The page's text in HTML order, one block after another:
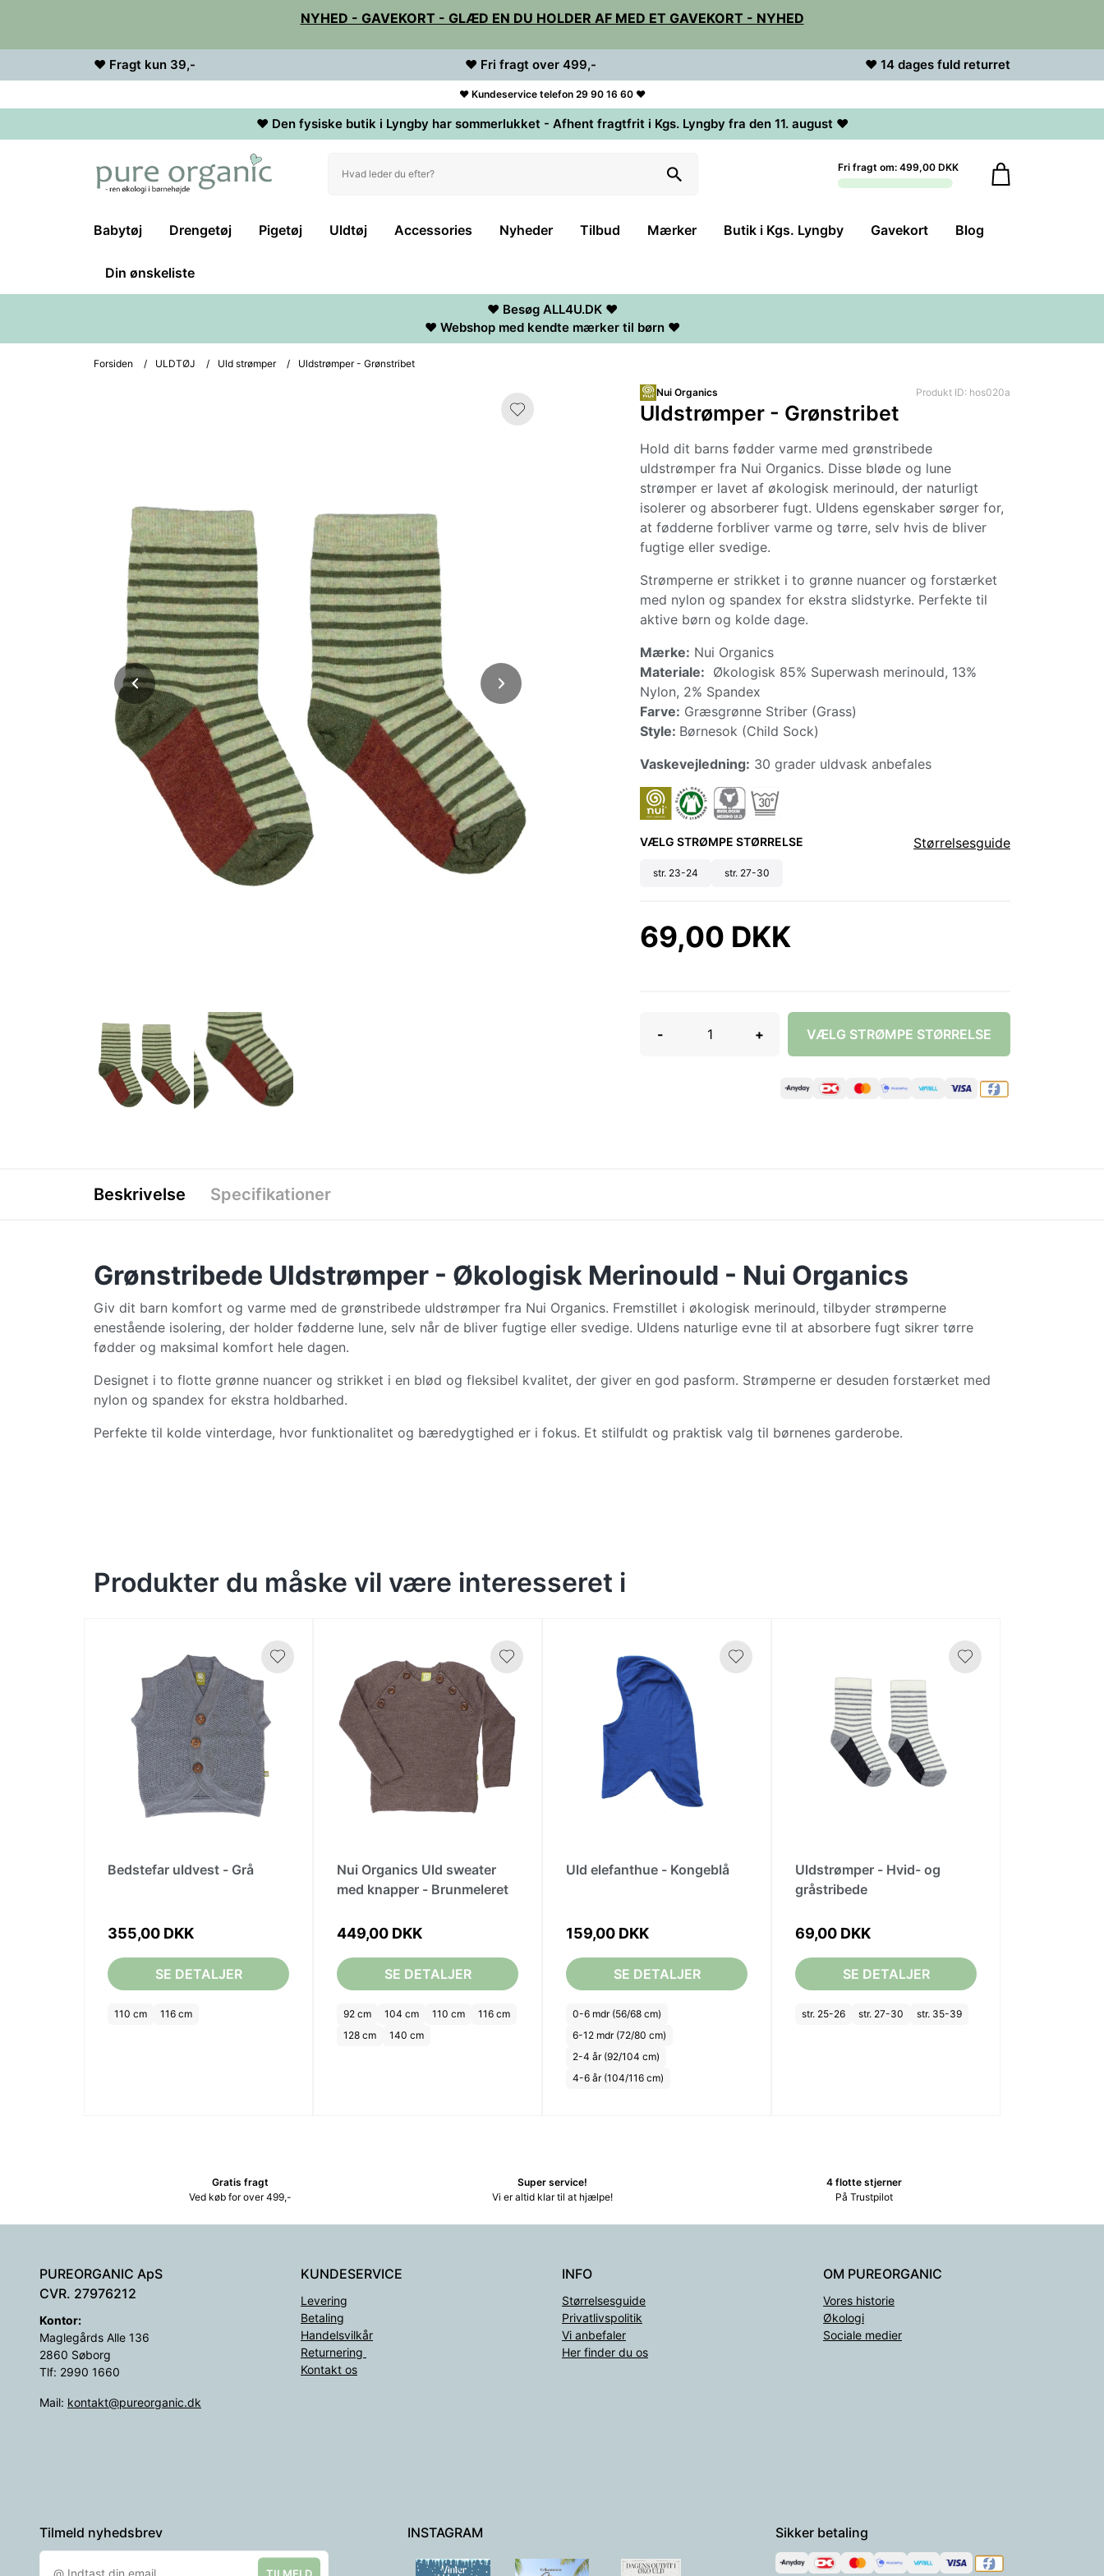
NYHED - GAVEKORT - GLÆD EN DU HOLDER AF MED ET GAVEKORT - NYHED
♥ Fragt kun 39,- ♥ Fri fragt over 499,- ♥ 14 dages fuld returret
♥ Kundeservice telefon 29 90 16 60 ♥
♥ Den fysiske butik i Lyngby har sommerlukket - Afhent fragtfrit i Kgs. Lyngby fra den 11. august ♥
Fri fragt om: 499,00 DKK
Babytøj Drengetøj Pigetøj Uldtøj Accessories Nyheder Tilbud Mærker Butik i Kgs. Lyngby Gavekort Blog
Din ønskeliste
♥ Besøg ALL4U.DK ♥
♥ Webshop med kendte mærker til børn ♥
Forsiden / ULDTØJ / Uld strømper / Uldstrømper - Grønstribet
Nui Organics Produkt ID: hos020a
Uldstrømper - Grønstribet
Hold dit barns fødder varme med grønstribede
uldstrømper fra Nui Organics. Disse bløde og lune
strømper er lavet af økologisk merinould, der naturligt
isolerer og absorberer fugt. Uldens egenskaber sørger for,
at fødderne forbliver varme og tørre, selv hvis de bliver
fugtige eller svedige.
Strømperne er strikket i to grønne nuancer og forstærket
med nylon og spandex for ekstra slidstyrke. Perfekte til
aktive børn og kolde dage.
Mærke: Nui Organics
Materiale: Økologisk 85% Superwash merinould, 13%
Nylon, 2% Spandex
Farve: Græsgrønne Striber (Grass)
Style: Børnesok (Child Sock)
Vaskevejledning: 30 grader uldvask anbefales
VÆLG STRØMPE STØRRELSE Størrelsesguide
str. 23-24 str. 27-30
69,00 DKK
- + VÆLG STRØMPE STØRRELSE
Beskrivelse Specifikationer
Grønstribede Uldstrømper - Økologisk Merinould - Nui Organics
Giv dit barn komfort og varme med de grønstribede uldstrømper fra Nui Organics. Fremstillet i økologisk merinould, tilbyder strømperne
enestående isolering, der holder fødderne lune, selv når de bliver fugtige eller svedige. Uldens naturlige evne til at absorbere fugt sikrer tørre
fødder og maksimal komfort hele dagen.
Designet i to flotte grønne nuancer og strikket i en blød og fleksibel kvalitet, der giver en god pasform. Strømperne er desuden forstærket med
nylon og spandex for ekstra holdbarhed.
Perfekte til kolde vinterdage, hvor funktionalitet og bæredygtighed er i fokus. Et stilfuldt og praktisk valg til børnenes garderobe.
Produkter du måske vil være interesseret i
Bedstefar uldvest - Grå
355,00 DKK
SE DETALJER
110 cm 116 cm
Nui Organics Uld sweater
med knapper - Brunmeleret
449,00 DKK
SE DETALJER
92 cm 104 cm 110 cm
116 cm
128 cm
140 cm
Uld elefanthue - Kongeblå
159,00 DKK
SE DETALJER
0-6 mdr (56/68 cm)
6-12 mdr (72/80 cm)
2-4 år (92/104 cm)
4-6 år (104/116 cm)
Uldstrømper - Hvid- og
gråstribede
69,00 DKK
SE DETALJER
str. 25-26 str. 27-30 str. 35-39
Gratis fragt
Ved køb for over 499,-
Super service!
Vi er altid klar til at hjælpe!
4 flotte stjerner
På Trustpilot
PUREORGANIC ApS
CVR. 27976212
Kontor:
Maglegårds Alle 136
2860 Søborg
Tlf: 2990 1660
Mail: kontakt@pureorganic.dk
KUNDESERVICE
Levering
Betaling
Handelsvilkår
Returnering
Kontakt os
INFO
Størrelsesguide
Privatlivspolitik
Vi anbefaler
Her finder du os
OM PUREORGANIC
Vores historie
Økologi
Sociale medier
Tilmeld nyhedsbrev
TILMELD
INSTAGRAM Sikker betaling